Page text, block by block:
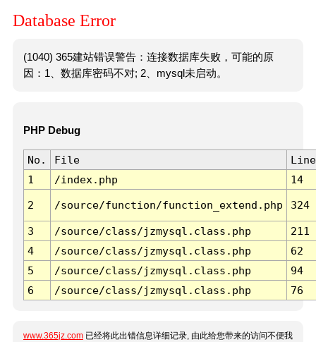
Database Error
(1040) 365建站错误警告：连接数据库失败，可能的原
因：1、数据库密码不对; 2、mysql未启动。
PHP Debug
No. File
Line
1
/index.php 14
2 /source/function/function_extend.php 324
3 /source/class/jzmysql.class.php
211
4
/source/class/jzmysql.class.php
62
5
/source/class/jzmysql.class.php
94
6
/source/class/jzmysql.class.php 76
www.365jz.com 已经将此出错信息详细记录, 由此给您带来的访问不便我